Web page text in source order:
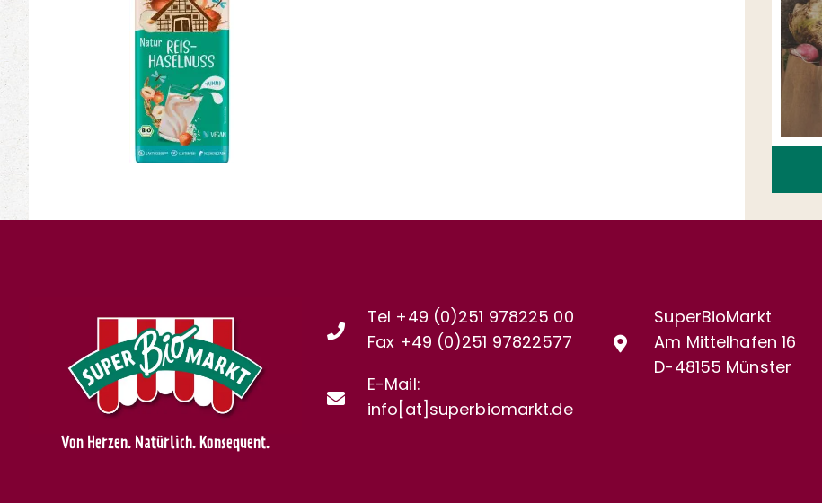
Von Herzen. Natürlich. Konsequent.
Tel +49 (0)251 978225 00
Fax +49 (0)251 97822577
E-Mail:
info[at]superbiomarkt.de
SuperBioMarkt
Am Mittelhafen 16
D-48155 Münster